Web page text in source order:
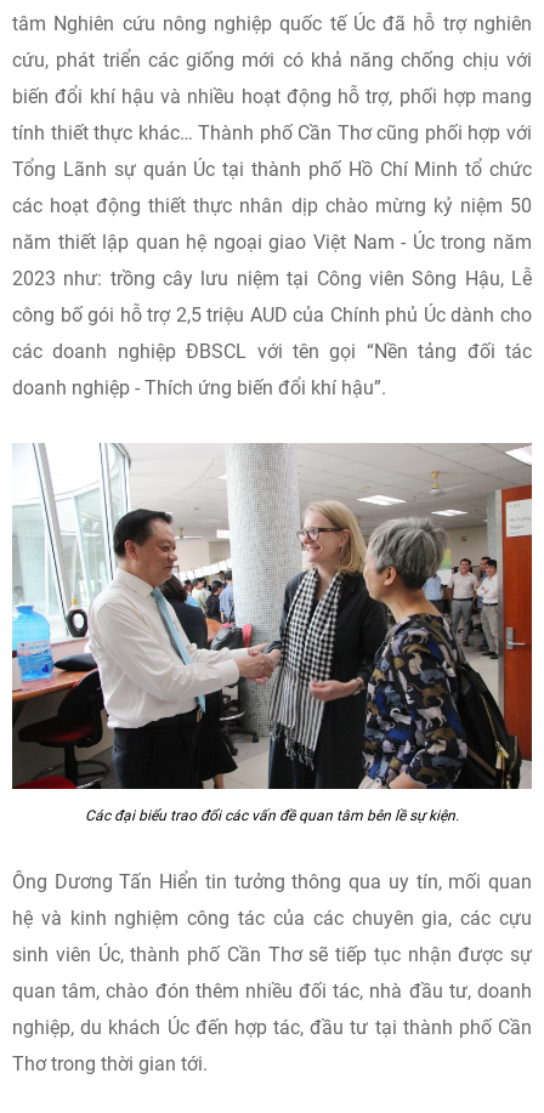
tâm Nghiên cứu nông nghiệp quốc tế Úc đã hỗ trợ nghiên
cứu, phát triển các giống mới có khả năng chống chịu với
biến đổi khí hậu và nhiều hoạt động hỗ trợ, phối hợp mang
tính thiết thực khác… Thành phố Cần Thơ cũng phối hợp với
Tổng Lãnh sự quán Úc tại thành phố Hồ Chí Minh tổ chức
các hoạt động thiết thực nhân dịp chào mừng kỷ niệm 50
năm thiết lập quan hệ ngoại giao Việt Nam - Úc trong năm
2023 như: trồng cây lưu niệm tại Công viên Sông Hậu, Lễ
công bố gói hỗ trợ 2,5 triệu AUD của Chính phủ Úc dành cho
các doanh nghiệp ĐBSCL với tên gọi “Nền tảng đối tác
doanh nghiệp - Thích ứng biến đổi khí hậu”.
Các đại biểu trao đổi các vấn đề quan tâm bên lề sự kiện.
Ông Dương Tấn Hiển tin tưởng thông qua uy tín, mối quan
hệ và kinh nghiệm công tác của các chuyên gia, các cựu
sinh viên Úc, thành phố Cần Thơ sẽ tiếp tục nhận được sự
quan tâm, chào đón thêm nhiều đối tác, nhà đầu tư, doanh
nghiệp, du khách Úc đến hợp tác, đầu tư tại thành phố Cần
Thơ trong thời gian tới.